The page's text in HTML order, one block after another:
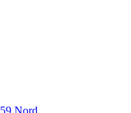
59 Nord